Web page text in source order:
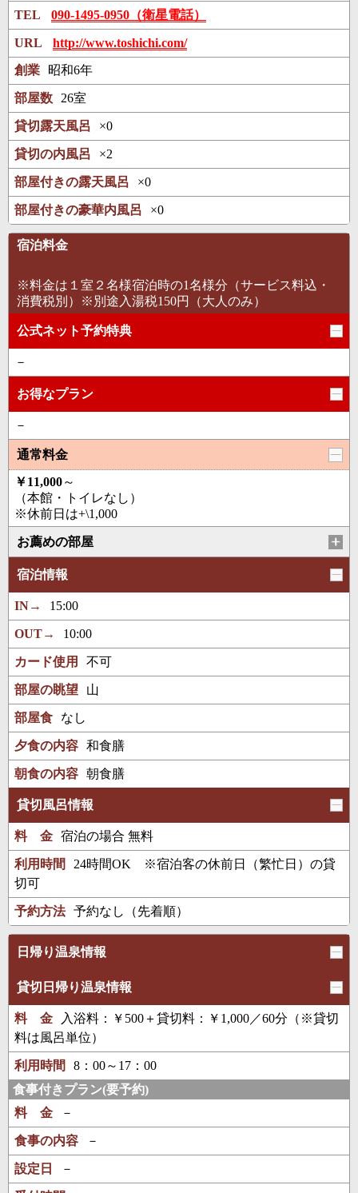
TEL 090-1495-0950（衛星電話）
URL
http://www.toshichi.com/
創業
昭和6年
部屋数 26室
貸切露天風呂 ×0
貸切の内風呂 ×2
部屋付きの露天風呂 ×0
部屋付きの豪華内風呂 ×0
宿泊料金
※料金は１室２名様宿泊時の1名様分（サービス料込・
消費税別）※別途入湯税150円（大人のみ）
公式ネット予約特典
－
お得なプラン
－
通常料金
￥11,000～
（本館・トイレなし）
※休前日は+\1,000
お薦めの部屋
宿泊情報
IN→ 15:00
OUT→ 10:00
カード使用 不可
部屋の眺望 山
部屋食 なし
夕食の内容 和食膳
朝食の内容 朝食膳
貸切風呂情報
料 金 宿泊の場合 無料
利用時間
24時間OK ※宿泊客の休前日（繁忙日）の貸
切可
予約方法 予約なし（先着順）
日帰り温泉情報
貸切日帰り温泉情報
料 金
入浴料：￥500＋貸切料：￥1,000／60分（※貸切
料は風呂単位）
利用時間
8：00～17：00
食事付きプラン(要予約)
料 金
－
食事の内容 －
設定日 －